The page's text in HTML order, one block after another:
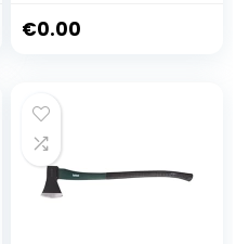
of kloofbijl, 85 cm
€0.00